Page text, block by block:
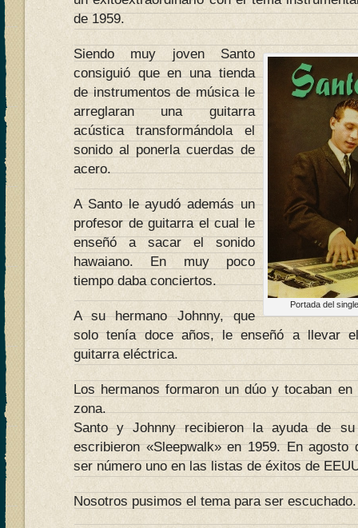
de 1959.
Portada del
Siendo muy joven Santo
consiguió que en una tienda
de instrumentos de música le
arreglaran una guitarra
acústica transformándola el
sonido al ponerla cuerdas de
acero.
A Santo le ayudó además un
profesor de guitarra el cual le
enseñó a sacar el sonido
hawaiano. En muy poco
tiempo daba conciertos.
A su hermano Johnny, que
solo tenía doce años, le enseñó a llevar
guitarra eléctrica.
Los hermanos formaron un dúo y tocaban
zona.
Santo y Johnny recibieron la ayuda de
escribieron «Sleepwalk» en 1959. En agosto
ser número uno en las listas de éxitos de
Nosotros pusimos el tema para ser escuchado.